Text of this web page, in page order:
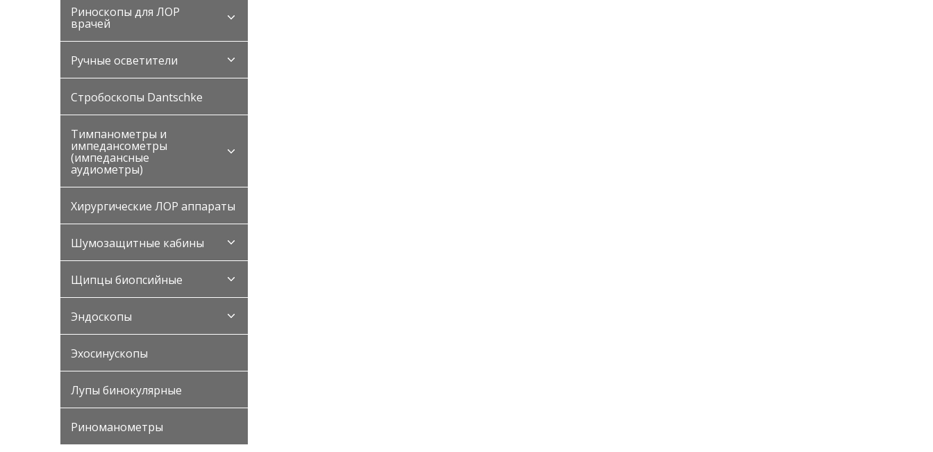
Риноскопы для ЛОР
врачей
Ручные осветители
Стробоскопы Dantschke
Тимпанометры и
импедансометры
(импедансные
аудиометры)
Хирургические ЛОР аппараты
Шумозащитные кабины
Щипцы биопсийные
Эндоскопы
Эхосинускопы
Лупы бинокулярные
Риноманометры